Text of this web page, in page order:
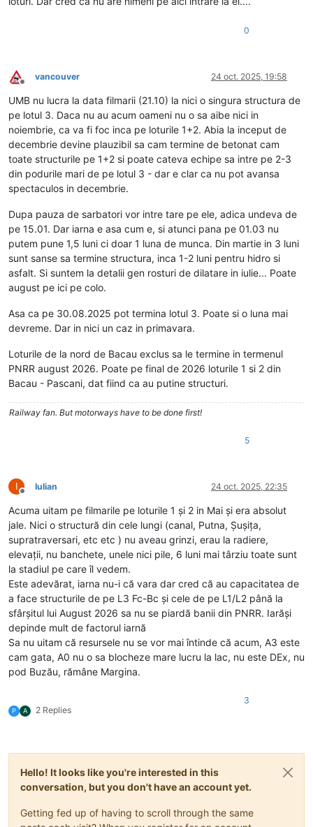
0
Deconectat
vancouver 24 oct. 2025, 19:58
UMB nu lucra la data filmarii (21.10) la nici o singura structura de
pe lotul 3. Daca nu au acum oameni nu o sa aibe nici in
noiembrie, ca va fi foc inca pe loturile 1+2. Abia la inceput de
decembrie devine plauzibil sa cam termine de betonat cam
toate structurile pe 1+2 si poate cateva echipe sa intre pe 2-3
din podurile mari de pe lotul 3 - dar e clar ca nu pot avansa
spectaculos in decembrie.
Dupa pauza de sarbatori vor intre tare pe ele, adica undeva de
pe 15.01. Dar iarna e asa cum e, si atunci pana pe 01.03 nu
putem pune 1,5 luni ci doar 1 luna de munca. Din martie in 3 luni
sunt sanse sa termine structura, inca 1-2 luni pentru hidro si
asfalt. Si suntem la detalii gen rosturi de dilatare in iulie... Poate
august pe ici pe colo.
Asa ca pe 30.08.2025 pot termina lotul 3. Poate si o luna mai
devreme. Dar in nici un caz in primavara.
Loturile de la nord de Bacau exclus sa le termine in termenul
PNRR august 2026. Poate pe final de 2026 loturile 1 si 2 din
Bacau - Pascani, dat fiind ca au putine structuri.
Railway fan. But motorways have to be done first!
5
I
Deconectat
Iulian 24 oct. 2025, 22:35
Acuma uitam pe filmarile pe loturile 1 și 2 in Mai și era absolut
jale. Nici o structură din cele lungi (canal, Putna, Șușița,
supratraversari, etc etc ) nu aveau grinzi, erau la radiere,
elevații, nu banchete, unele nici pile, 6 luni mai târziu toate sunt
la stadiul pe care îl vedem.
Este adevărat, iarna nu-i că vara dar cred că au capacitatea de
a face structurile de pe L3 Fc-Bc și cele de pe L1/L2 până la
sfârșitul lui August 2026 sa nu se piardă banii din PNRR. Iarăși
depinde mult de factorul iarnă
Sa nu uitam că resursele nu se vor mai întinde că acum, A3 este
cam gata, A0 nu o sa blocheze mare lucru la lac, nu este DEx, nu
pod Buzău, rămâne Margina.
P A 2 Replies
3
Hello! It looks like you're interested in this
conversation, but you don't have an account yet.
Getting fed up of having to scroll through the same